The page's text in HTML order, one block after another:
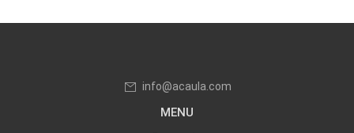
info@acaula.com
MENU